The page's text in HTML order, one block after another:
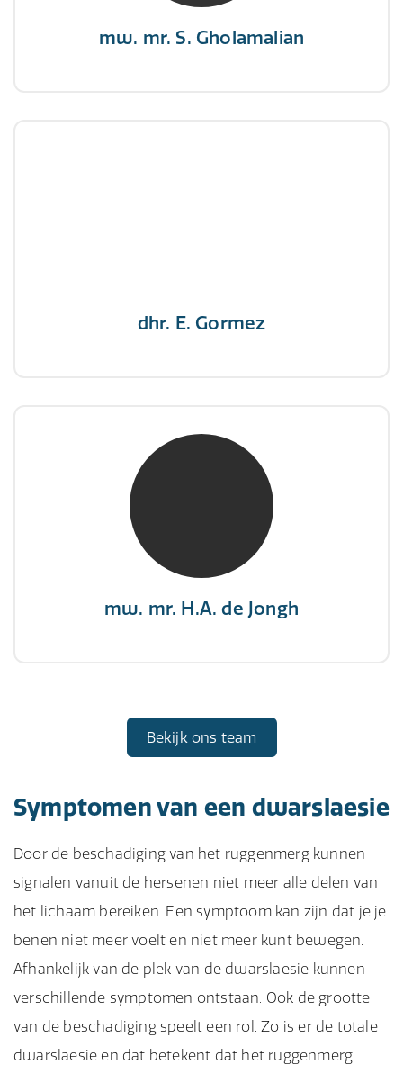
mw. mr. S. Gholamalian
dhr. E. Gormez
mw. mr. H.A. de Jongh
mw. mr. H.A. de Jongh
NIVRE Register-Expert
"There is no elevator to succes, you need to
Bekijk ons team
Symptomen van een dwarslaesie
Door de beschadiging van het ruggenmerg kunnen
signalen vanuit de hersenen niet meer alle delen van
het lichaam bereiken. Een symptoom kan zijn dat je je
benen niet meer voelt en niet meer kunt bewegen.
Afhankelijk van de plek van de dwarslaesie kunnen
verschillende symptomen ontstaan. Ook de grootte
van de beschadiging speelt een rol. Zo is er de totale
dwarslaesie en dat betekent dat het ruggenmerg